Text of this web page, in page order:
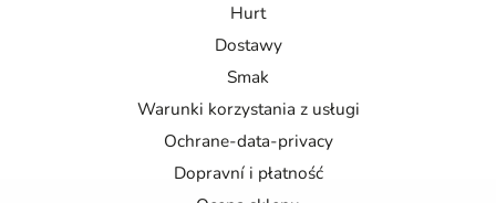
Hurt
Dostawy
Smak
Warunki korzystania z usługi
Ochrane-data-privacy
Dopravní i płatność